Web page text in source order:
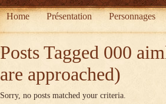
Home Présentation Personnages
Posts Tagged 000
are approached)
Sorry, no posts matched your criteria.